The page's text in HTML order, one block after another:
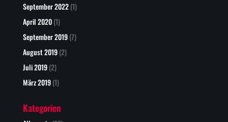
September 2022(1)
April 2020(1)
September 2019(7)
August 2019(2)
Juli 2019(2)
März 2019(1)
Kategorien